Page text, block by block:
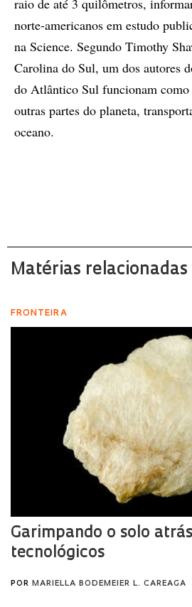
raio de até 3 quilômetros,
norte-americanos em estudo
na Science. Segundo Timothy
Carolina do Sul, um dos autores
do Atlântico Sul funcionam como
outras partes do planeta,
oceano.